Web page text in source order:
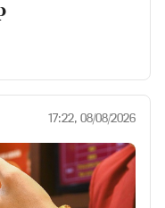
17:22, 08/08/2026